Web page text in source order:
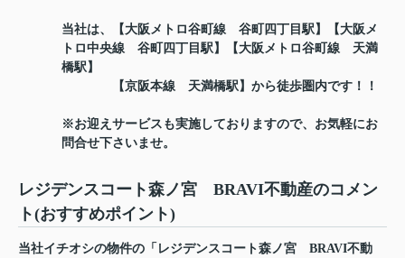
当社は、【大阪メトロ谷町線 谷町四丁目駅】【大阪メ
トロ中央線 谷町四丁目駅】【大阪メトロ谷町線 天満
橋駅】
【京阪本線 天満橋駅】から徒歩圏内です！！
※お迎えサービスも実施しておりますので、お気軽にお
問合せ下さいませ。
レジデンスコート森ノ宮 BRAVI不動産のコメン
ト(おすすめポイント)
当社イチオシの物件の「レジデンスコート森ノ宮 BRAVI不動